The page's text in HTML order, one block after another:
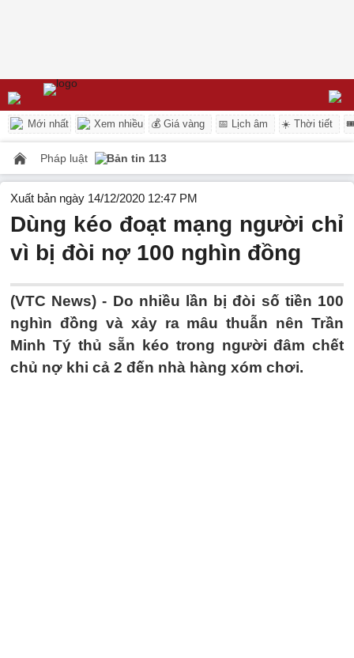
Mới nhất Xem nhiều 💰 Giá vàng 📅 Lịch âm ☀️ Thời tiết
Pháp luật Bản tin 113
Xuất bản ngày 14/12/2020 12:47 PM
Dùng kéo đoạt mạng người chỉ
vì bị đòi nợ 100 nghìn đồng
(VTC News) - Do nhiều lần bị đòi số tiền 100
nghìn đồng và xảy ra mâu thuẫn nên Trần
Minh Tý thủ sẵn kéo trong người đâm chết
chủ nợ khi cả 2 đến nhà hàng xóm chơi.